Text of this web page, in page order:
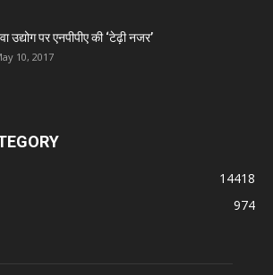
उद्योग पर एनपीपीए की ‘टेढ़ी नजर’
10, 2017
14418
974